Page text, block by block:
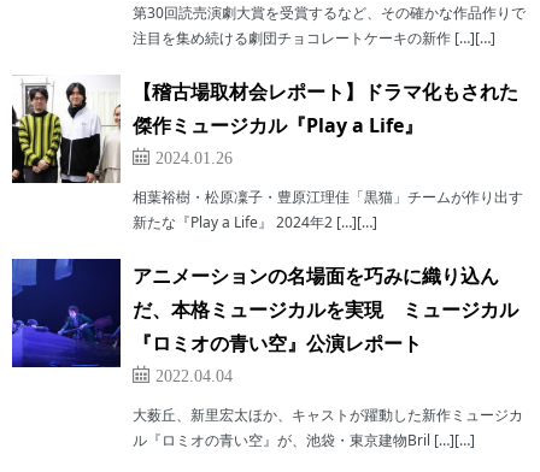
第30回読売演劇大賞を受賞するなど、その確かな作品作りで
注目を集め続ける劇団チョコレートケーキの新作 […][…]
【稽古場取材会レポート】ドラマ化もされた
傑作ミュージカル『Play a Life』
2024.01.26
相葉裕樹・松原凜子・豊原江理佳「黒猫」チームが作り出す
新たな『Play a Life』 2024年2 […][…]
アニメーションの名場面を巧みに織り込ん
だ、本格ミュージカルを実現 ミュージカル
『ロミオの青い空』公演レポート
2022.04.04
大薮丘、新里宏太ほか、キャストが躍動した新作ミュージカ
ル『ロミオの青い空』が、池袋・東京建物Bril […][…]